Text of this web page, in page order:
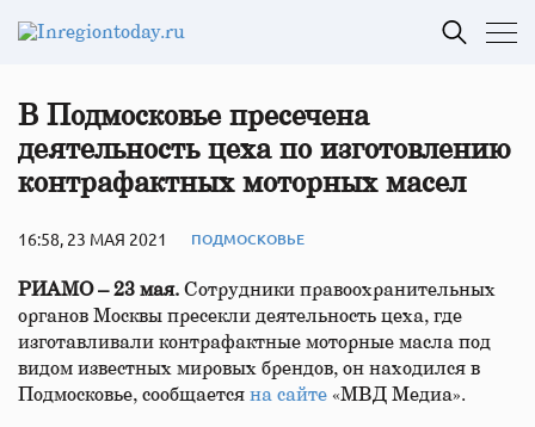
В Подмосковье пресечена
деятельность цеха по изготовлению
контрафактных моторных масел
16:58, 23 МАЯ 2021 ПОДМОСКОВЬЕ
РИАМО – 23 мая. Сотрудники правоохранительных
органов Москвы пресекли деятельность цеха, где
изготавливали контрафактные моторные масла под
видом известных мировых брендов, он находился в
Подмосковье, сообщается на сайте «МВД Медиа».